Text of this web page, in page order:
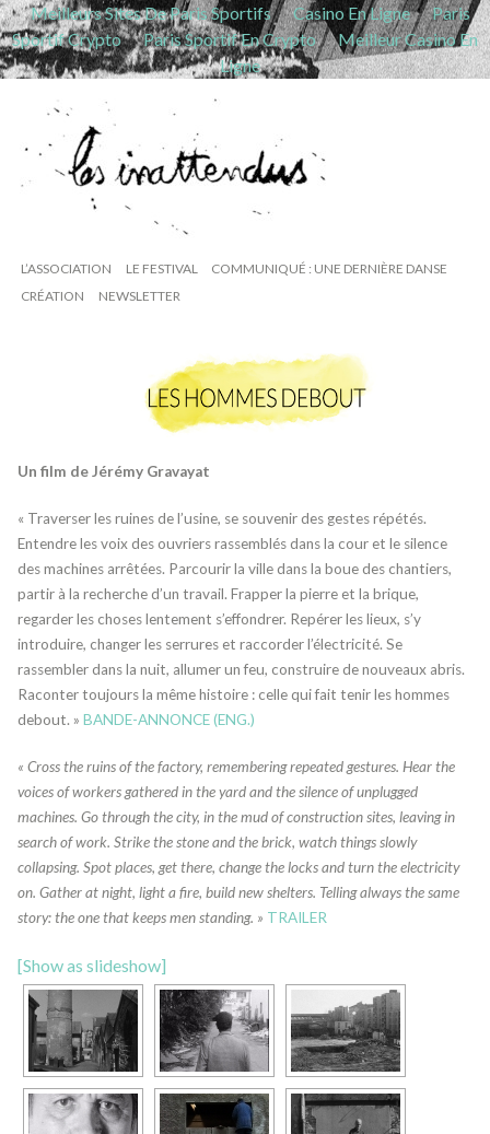
Meilleurs Sites De Paris Sportifs Casino En Ligne
Paris
Sportif Crypto
Paris Sportif En Crypto
Meilleur Casino En
Ligne
L’ASSOCIATION LE FESTIVAL
COMMUNIQUÉ : UNE DERNIÈRE DANSE
CRÉATION
NEWSLETTER
Un film de Jérémy Gravayat
« Traverser les ruines de l’usine, se souvenir des gestes répétés.
Entendre les voix des ouvriers rassemblés dans la cour et le silence
des machines arrêtées. Parcourir la ville dans la boue des chantiers,
partir à la recherche d’un travail. Frapper la pierre et la brique,
regarder les choses lentement s’effondrer. Repérer les lieux, s’y
introduire, changer les serrures et raccorder l’électricité. Se
rassembler dans la nuit, allumer un feu, construire de nouveaux abris.
Raconter toujours la même histoire : celle qui fait tenir les hommes
debout. »BANDE-ANNONCE (ENG.)
« Cross the ruins of the factory, remembering repeated gestures. Hear the
voices of workers gathered in the yard and the silence of unplugged
machines. Go through the city, in the mud of construction sites, leaving in
search of work. Strike the stone and the brick, watch things slowly
collapsing. Spot places, get there, change the locks and turn the electricity
on. Gather at night, light a fire, build new shelters. Telling always the same
story: the one that keeps men standing. » TRAILER
[Show as slideshow]